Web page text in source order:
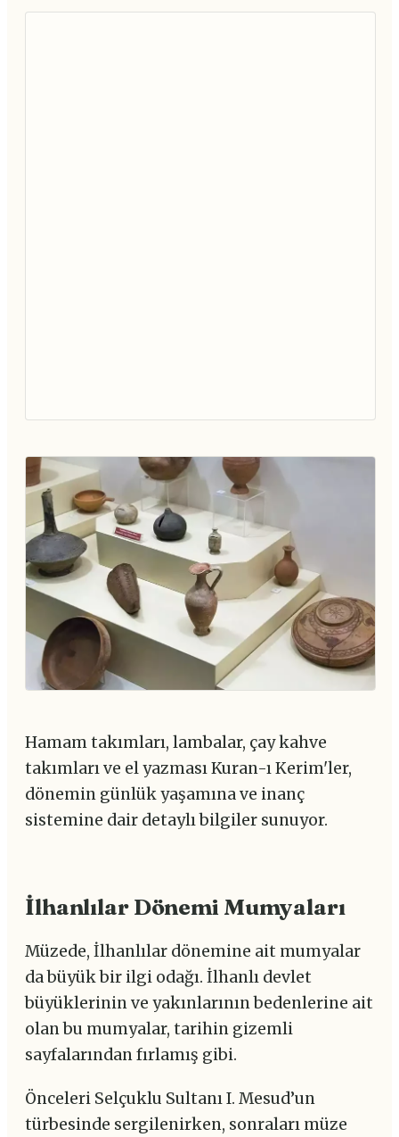
Hamam takımları, lambalar, çay kahve
takımları ve el yazması Kuran-ı Kerim'ler,
dönemin günlük yaşamına ve inanç
sistemine dair detaylı bilgiler sunuyor.
İlhanlılar Dönemi Mumyaları
Müzede, İlhanlılar dönemine ait mumyalar
da büyük bir ilgi odağı. İlhanlı devlet
büyüklerinin ve yakınlarının bedenlerine ait
olan bu mumyalar, tarihin gizemli
sayfalarından fırlamış gibi.
Önceleri Selçuklu Sultanı I. Mesud’un
türbesinde sergilenirken, sonraları müze